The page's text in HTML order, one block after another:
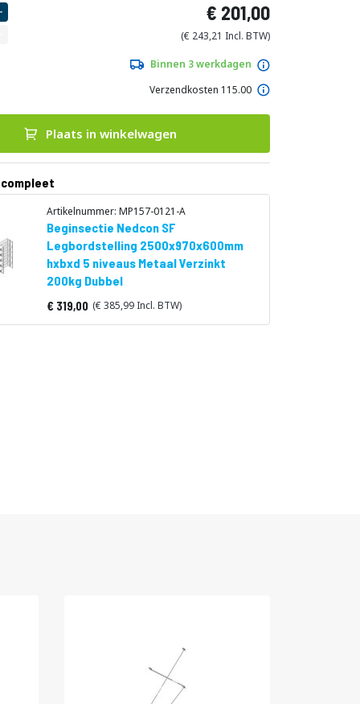
201,00
243,21
Binnen 3 werkdagen
Verzendkosten 115.00
Plaats in winkelwagen
Artikelnummer: MP157-0121-A
Beginsectie Nedcon SF
Legbordstelling 2500x970x600mm
hxbxd 5 niveaus Metaal Verzinkt
200kg Dubbel
Vanaf
319,00 385,99